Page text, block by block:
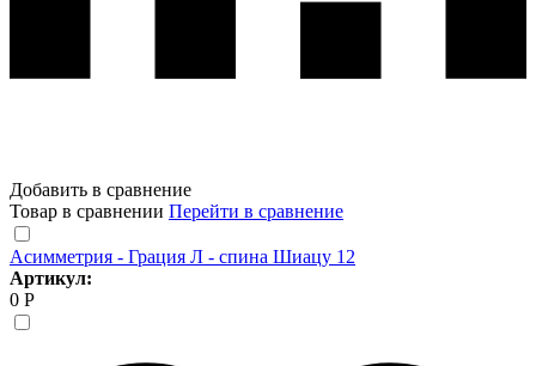
Добавить в сравнение
Товар в сравнении Перейти в сравнение
Асимметрия - Грация Л - спина Шиацу 12
Артикул:
0 Р